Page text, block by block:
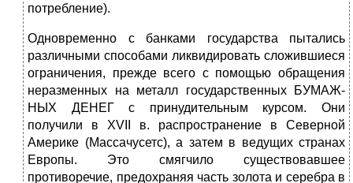
потребление).
Одновременно с банками государства пытались
различными спосо­бами ликвидировать сложившиеся
ограничения, прежде всего с помо­щью обращения
неразменных на металл государственных БУМАЖ­
НЫХ ДЕНЕГ с принудительным курсом. Они
получили в XVII в. распространение в Северной
Америке (Массачусетс), а затем в ведущих стра­нах
Европы. Это смягчило существовавшее
противоречие, предохраняя часть золота и серебра в